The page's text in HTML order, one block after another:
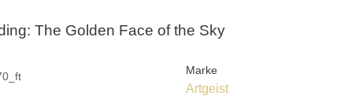
The Golden Face of the Sky
Marke
Artgeist